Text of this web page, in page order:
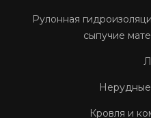
Рулонная
сыпучие
Кровля и